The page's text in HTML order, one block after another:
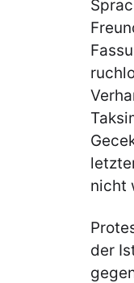
nicht
der